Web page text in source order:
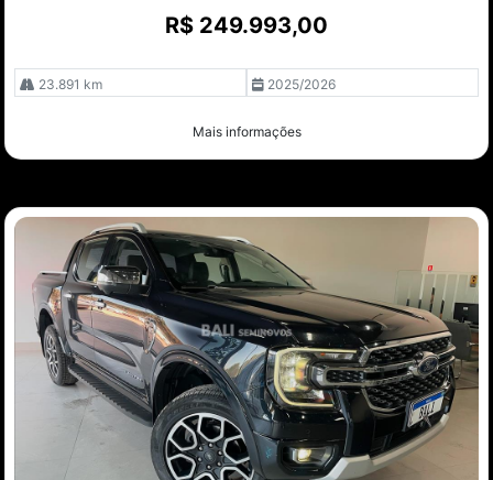
R$ 249.993,00
23.891 km 2025/2026
Mais informações